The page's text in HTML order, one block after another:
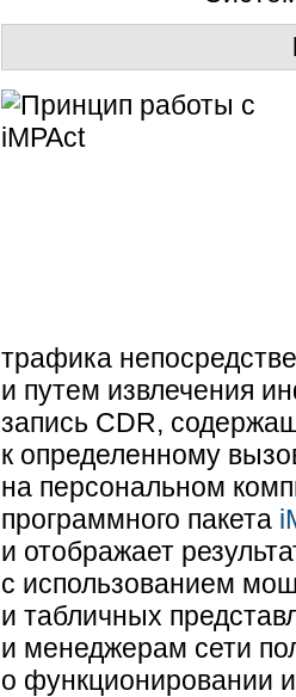
трафика
и путем извлечения
запись CDR,
к определенному
на персональном
программного пакета
и отображает
с использованием
и табличных
и менеджерам сети
о функционировании